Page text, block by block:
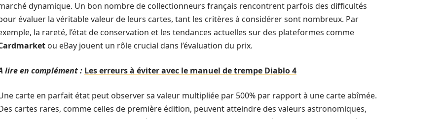
dynamique. Un bon nombre de collectionneurs français rencontrent parfois des difficultés
évaluer la véritable valeur de leurs cartes, tant les critères à considérer sont nombreux. Par
la rareté, l’état de conservation et les tendances actuelles sur des plateformes comme
ou eBay jouent un rôle crucial dans l’évaluation du prix.
lire en complément : Les erreurs à éviter avec le manuel de trempe Diablo 4
carte en parfait état peut observer sa valeur multipliée par 500% par rapport à une carte abîmée.
cartes rares, comme celles de première édition, peuvent atteindre des valeurs astronomiques,